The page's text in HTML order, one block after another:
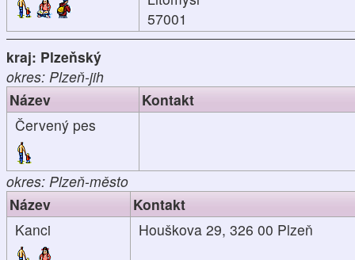
57001
kraj: Plzeňský
okres: Plzeň-jih
Název
Kontakt
Červený pes
okres: Plzeň-město
Název
Kontakt
Kanci
Houškova 29, 326 00 Plzeň